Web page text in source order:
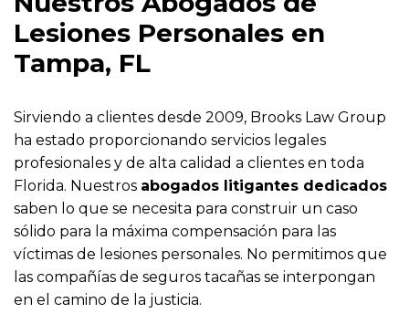
Lesiones Personales en
Tampa, FL
Sirviendo a clientes desde 2009, Brooks Law Group
ha estado proporcionando servicios legales
profesionales y de alta calidad a clientes en toda
Florida. Nuestros abogados litigantes dedicados
saben lo que se necesita para construir un caso
sólido para la máxima compensación para las
víctimas de lesiones personales. No permitimos que
las compañías de seguros tacañas se interpongan
en el camino de la justicia.